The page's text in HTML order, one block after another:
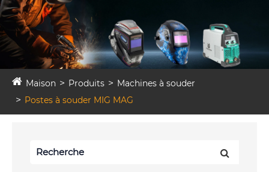
Maison Produits
Machines à souder
Postes à souder MIG MAG